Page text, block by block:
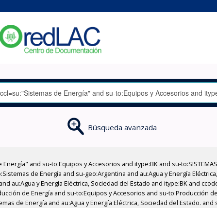
Búsqueda avanzada
and su-to:Equipos y Accesorios and itype:BK and su-
de Energía and su-geo:Argentina and au:Agua y Energía
au:Agua y Energía Eléctrica, Sociedad del Estado and itype:BK and
de Energía and su-to:Equipos y Accesorios and su-to:Producción
de Energía and au:Agua y Energía Eléctrica, Sociedad del Estado.